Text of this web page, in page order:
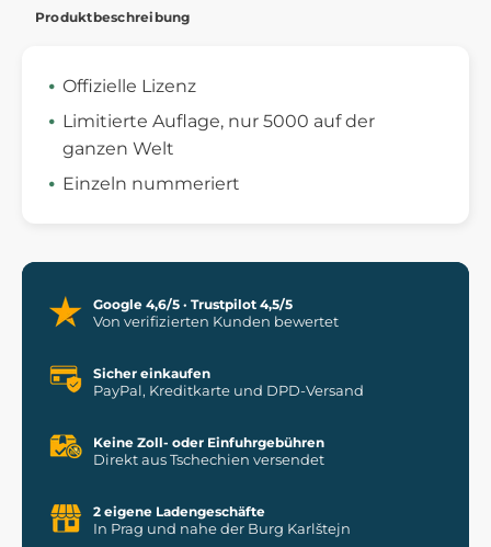
Produktbeschreibung
Offizielle Lizenz
Limitierte Auflage, nur 5000 auf der
ganzen Welt
Einzeln nummeriert
Google 4,6/5 · Trustpilot 4,5/5
Von verifizierten Kunden bewertet
Sicher einkaufen
PayPal, Kreditkarte und DPD-Versand
Keine Zoll- oder Einfuhrgebühren
Direkt aus Tschechien versendet
2 eigene Ladengeschäfte
In Prag und nahe der Burg Karlštejn